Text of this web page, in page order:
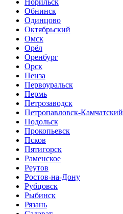
Норильск
Обнинск
Одинцово
Октябрьский
Омск
Орёл
Оренбург
Орск
Пенза
Первоуральск
Пермь
Петрозаводск
Петропавловск-Камчатский
Подольск
Прокопьевск
Псков
Пятигорск
Раменское
Реутов
Ростов-на-Дону
Рубцовск
Рыбинск
Рязань